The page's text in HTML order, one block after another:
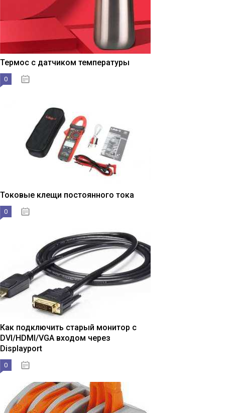
Термос с датчиком температуры
0
Токовые клещи постоянного тока
0
Как подключить старый монитор с
DVI/HDMI/VGA входом через
Displayport
0